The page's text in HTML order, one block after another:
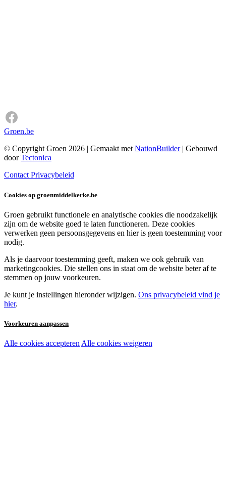
Groen.be
© Copyright Groen 2026 | Gemaakt metNationBuilder| Gebouwd
doorTectonica
ContactPrivacybeleid
Cookies op groenmiddelkerke.be
Groen gebruikt functionele en analytische cookies die noodzakelijk
zijn om de website goed te laten functioneren. Deze cookies
verwerken geen persoonsgegevens en hier is geen toestemming voor
nodig.
Als je daarvoor toestemming geeft, maken we ook gebruik van
marketingcookies. Die stellen ons in staat om de website beter af te
stemmen op jouw voorkeuren.
Je kunt je instellingen hieronder wijzigen. Ons privacybeleid vind je
hier.
Voorkeuren aanpassen
Noodzakelijke cookies:
Alle cookies accepteren Alle cookies weigeren